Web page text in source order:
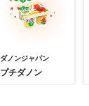
ダノンジャパン
プチダノン